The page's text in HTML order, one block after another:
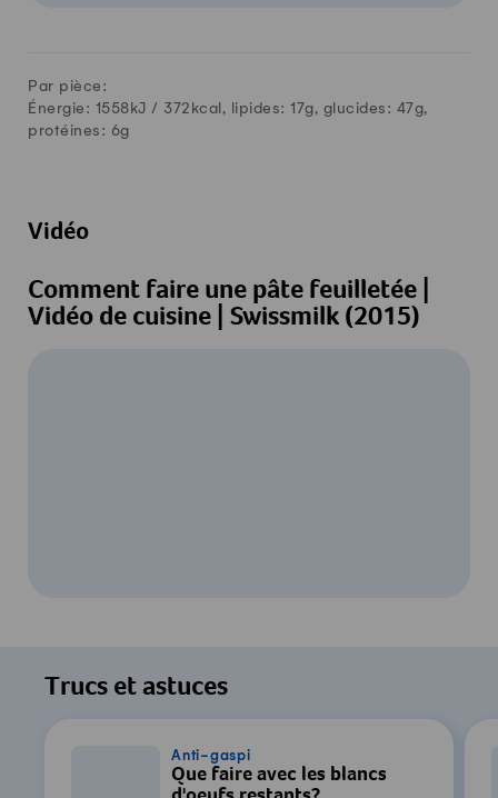
Par pièce:
Énergie: 1558kJ / 372 kcal, lipides: 17g, glucides: 47g,
protéines: 6g
Vidéo
Comment faire une pâte feuilletée |
Vidéo de cuisine | Swissmilk (2015)
consentement au traitement des données
par YouTube est requis. Pour plus de
confidentialité
Trucs et astuces
Anti-gaspi
Que faire avec les blancs